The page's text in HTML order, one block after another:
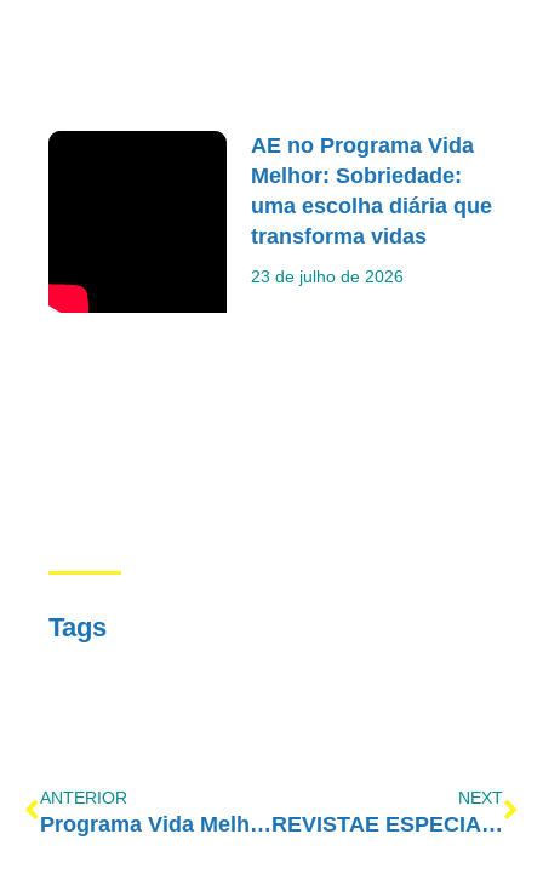
AE no Programa Vida
Melhor: Sobriedade:
uma escolha diária que
transforma vidas
23 de julho de 2026
Tags
ANTERIOR
Programa Vida Melhor – RedeVida – 24/04
NEXT
REVISTAE ESPECIAL – Maio/2017